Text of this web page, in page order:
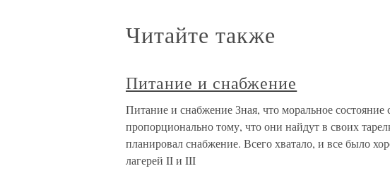
Читайте также
Питание и снабжение
Питание и снабжение Зная, что моральное
пропорционально тому, что они найдут в своих
планировал снабжение. Всего хватало, и все было
лагерей II и III